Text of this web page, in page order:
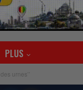
PLUS
urnes’’